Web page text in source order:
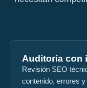
Auditoría con
Revisión SEO
contenido, errores